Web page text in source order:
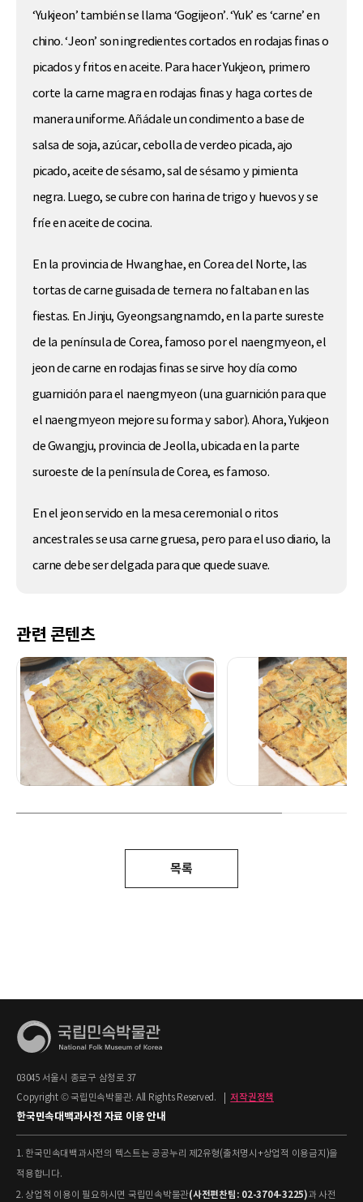
‘Yukjeon’ también se llama ‘Gogijeon’. ‘Yuk’ es ‘carne’ en
chino. ‘Jeon’ son ingredientes cortados en rodajas finas o
picados y fritos en aceite. Para hacer Yukjeon, primero
corte la carne magra en rodajas finas y haga cortes de
manera uniforme. Añádale un condimento a base de
salsa de soja, azúcar, cebolla de verdeo picada, ajo
picado, aceite de sésamo, sal de sésamo y pimienta
negra. Luego, se cubre con harina de trigo y huevos y se
fríe en aceite de cocina.
En la provincia de Hwanghae, en Corea del Norte, las
tortas de carne guisada de ternera no faltaban en las
fiestas. En Jinju, Gyeongsangnamdo, en la parte sureste
de la península de Corea, famoso por el naengmyeon, el
jeon de carne en rodajas finas se sirve hoy día como
guarnición para el naengmyeon (una guarnición para que
el naengmyeon mejore su forma y sabor). Ahora, Yukjeon
de Gwangju, provincia de Jeolla, ubicada en la parte
suroeste de la península de Corea, es famoso.
En el jeon servido en la mesa ceremonial o ritos
ancestrales se usa carne gruesa, pero para el uso diario, la
carne debe ser delgada para que quede suave.
관련 콘텐츠
목록
03045 서울시 종로구 삼청로 37
Copyright © 국립민속박물관. All Rights Reserved.
저작권정책
한국민속대백과사전 자료 이용 안내
1. 한국민속대백과사전의 텍스트는 공공누리 제2유형(출처명시+상업적 이용금지)을
적용합니다.
2. 상업적 이용이 필요하시면 국립민속박물관(사전편찬팀: 02-3704-3225)과 사전